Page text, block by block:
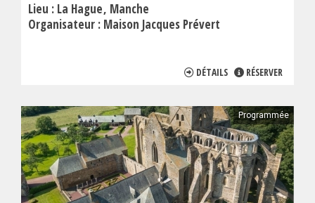
Lieu : La Hague Manche
Organisateur : Maison Jacques Prévert
DÉTAILS RÉSERVER
Programmée